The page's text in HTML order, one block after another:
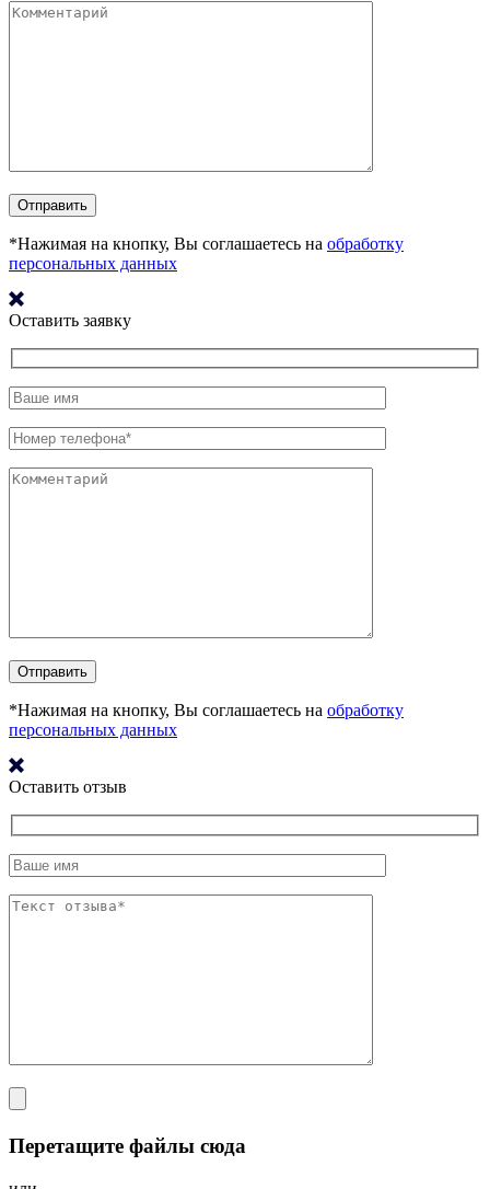
*Нажимая на кнопку, Вы соглашаетесь на обработку
персональных данных
Оставить заявку
*Нажимая на кнопку, Вы соглашаетесь на обработку
персональных данных
Оставить отзыв
Перетащите файлы сюда